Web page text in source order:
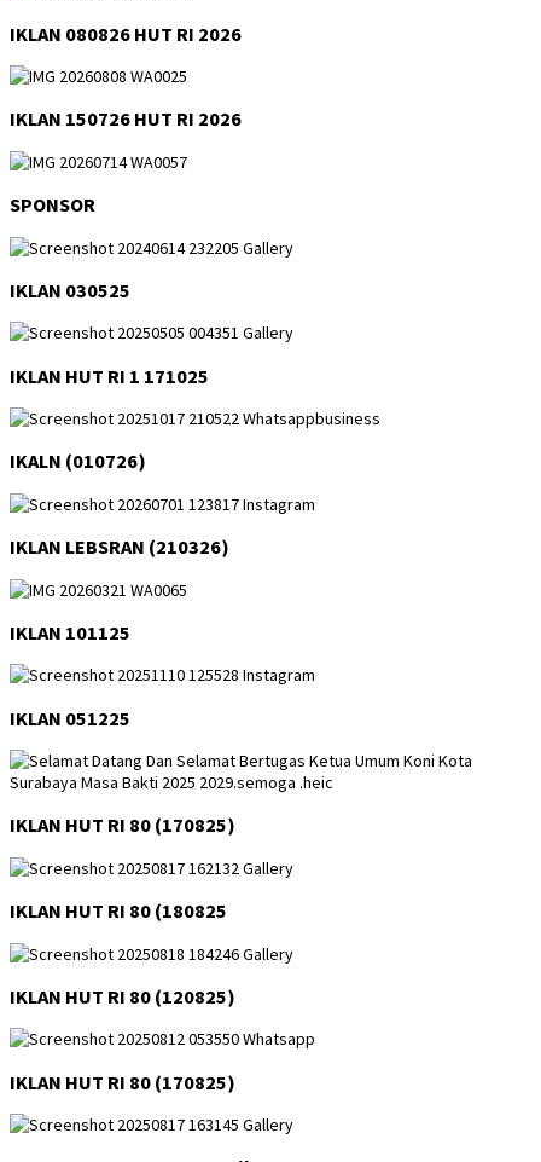
IKLAN 080826 HUT RI 2026
IKLAN 150726 HUT RI 2026
SPONSOR
IKLAN 030525
IKLAN HUT RI 1 171025
IKALN (010726)
IKLAN LEBSRAN (210326)
IKLAN 101125
IKLAN 051225
IKLAN HUT RI 80 (170825)
IKLAN HUT RI 80 (180825
IKLAN HUT RI 80 (120825)
IKLAN HUT RI 80 (170825)